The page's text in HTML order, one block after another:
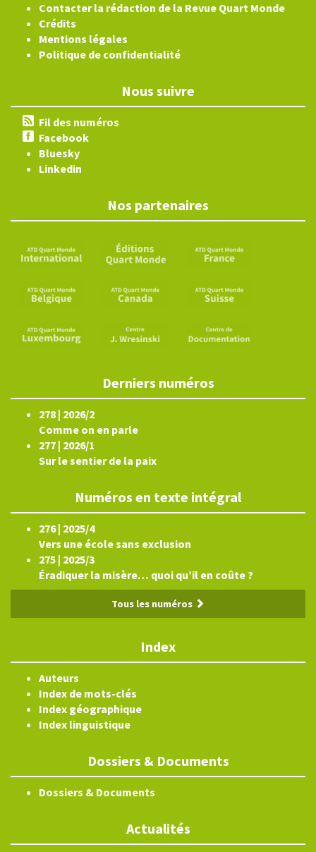
Contacter la rédaction de la Revue Quart Monde
Crédits
Mentions légales
Politique de confidentialité
Nous suivre
Fil des numéros
Facebook
Bluesky
Linkedin
Nos partenaires
Derniers numéros
278 | 2026/2
Comme on en parle
277 | 2026/1
Sur le sentier de la paix
Numéros en texte intégral
276 | 2025/4
Vers une école sans exclusion
275 | 2025/3
Éradiquer la misère… quoi qu’il en coûte ?
Tous les numéros
Index
Auteurs
Index de mots-clés
Index géographique
Index linguistique
Dossiers & Documents
Dossiers & Documents
Actualités